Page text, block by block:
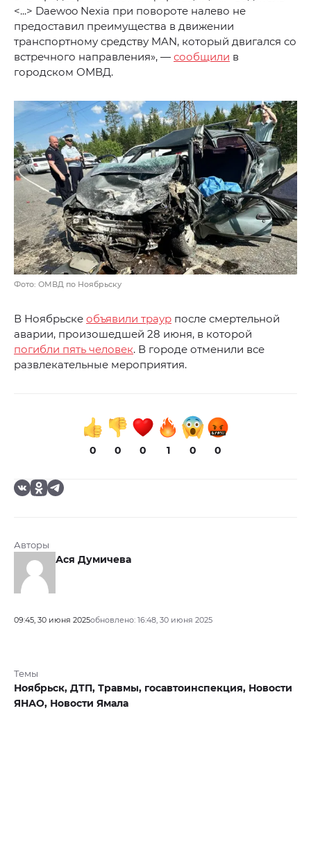
<...> Daewoo Nexia при повороте налево не
предоставил преимущества в движении
транспортному средству MAN, который двигался со
встречного направления», — сообщили в
городском ОМВД.
Фото: ОМВД по Ноябрьску
В Ноябрьске объявили траур после смертельной
аварии, произошедшей 28 июня, в которой
погибли пять человек. В городе отменили все
развлекательные мероприятия.
0 0 0 1 0 0
Авторы
Ася Думичева
09:45, 30 июня 2025обновлено: 16:48, 30 июня 2025
Темы
Ноябрьск, ДТП, Травмы, госавтоинспекция, Новости
ЯНАО, Новости Ямала